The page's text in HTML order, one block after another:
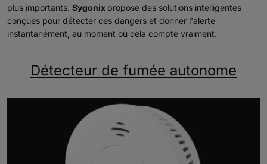
plus importants. Sygonix propose des solutions intelligentes
conçues pour détecter ces dangers et donner l'alerte
instantanément, au moment où cela compte vraiment.
Détecteur de fumée autonome